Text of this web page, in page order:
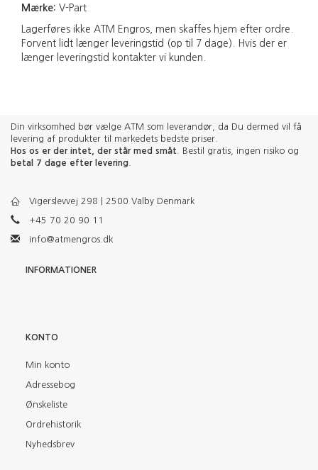
Mærke: V-Part
Lagerføres ikke ATM Engros, men skaffes hjem efter ordre.
Forvent lidt længer leveringstid (op til 7 dage). Hvis der er
længer leveringstid kontakter vi kunden.
Din virksomhed bør vælge ATM som leverandør, da Du dermed vil få
levering af produkter til markedets bedste priser.
Hos os er der intet, der står med småt . Bestil gratis, ingen risiko og
betal 7 dage efter levering
Vigerslevvej 298 | 2500 Valby Denmark
+45 70 20 90 11
info@atmengros.dk
INFORMATIONER
KONTO
Min konto
Adressebog
Ønskeliste
Ordrehistorik
Nyhedsbrev